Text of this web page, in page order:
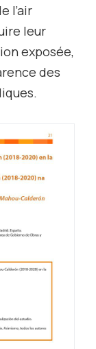
l’air
leur
exposée,
des